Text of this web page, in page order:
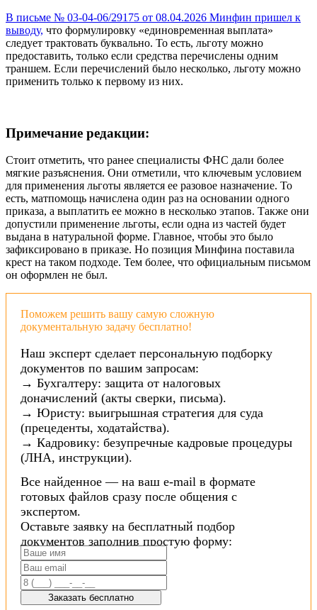
В письме № 03-04-06/29175 от 08.04.2026 Минфин пришел к
выводу, что формулировку «единовременная выплата»
следует трактовать буквально. То есть, льготу можно
предоставить, только если средства перечислены одним
траншем. Если перечислений было несколько, льготу можно
применить только к первому из них.
Примечание редакции:
Стоит отметить, что ранее специалисты ФНС дали более
мягкие разъяснения. Они отметили, что ключевым условием
для применения льготы является ее разовое назначение. То
есть, матпомощь начислена один раз на основании одного
приказа, а выплатить ее можно в несколько этапов. Также они
допустили применение льготы, если одна из частей будет
выдана в натуральной форме. Главное, чтобы это было
зафиксировано в приказе. Но позиция Минфина поставила
крест на таком подходе. Тем более, что официальным письмом
он оформлен не был.
Поможем решить вашу самую сложную
документальную задачу бесплатно!
Наш эксперт сделает персональную подборку
документов по вашим запросам:
→ Бухгалтеру: защита от налоговых
доначислений (акты сверки, письма).
→ Юристу: выигрышная стратегия для суда
(прецеденты, ходатайства).
→ Кадровику: безупречные кадровые процедуры
(ЛНА, инструкции).
Все найденное — на ваш e-mail в формате
готовых файлов сразу после общения с
экспертом.
Оставьте заявку на бесплатный подбор
документов заполнив простую форму:
Заказать бесплатно